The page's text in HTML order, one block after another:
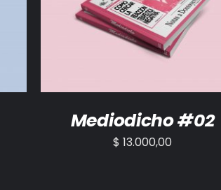
AÑADIR AL CARRITO / DETALLES
Mediodicho #02
$ 13.000,00